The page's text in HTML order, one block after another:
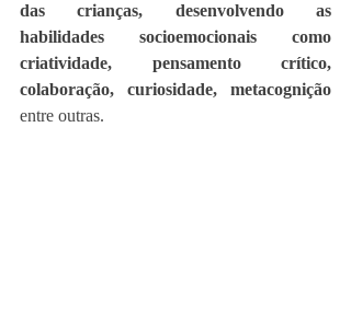
das crianças, desenvolvendo as
habilidades socioemocionais como
criatividade, pensamento crítico,
colaboração, curiosidade, metacognição
entre outras.